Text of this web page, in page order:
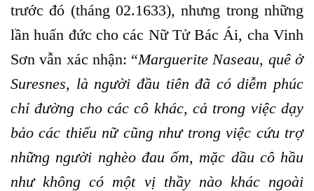
trước đó (tháng 02.1633), nhưng trong những
lần huấn đức cho các Nữ Tử Bác Ái, cha Vinh
Sơn vẫn xác nhận: “Marguerite Naseau, quê ở
Suresnes, là người đầu tiên đã có diễm phúc
chỉ đường cho các cô khác, cả trong việc dạy
bảo các thiếu nữ cũng như trong việc cứu trợ
những người nghèo đau ốm, mặc dầu cô hầu
như không có một vị thầy nào khác ngoài